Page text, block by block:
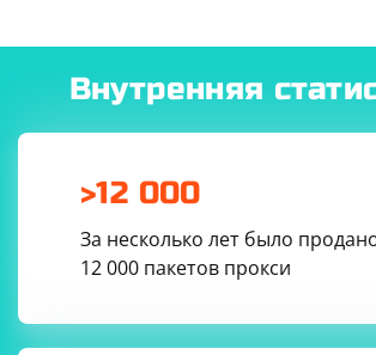
Внутренняя
>12 000
За несколько лет было
12 000 пакетов прокси